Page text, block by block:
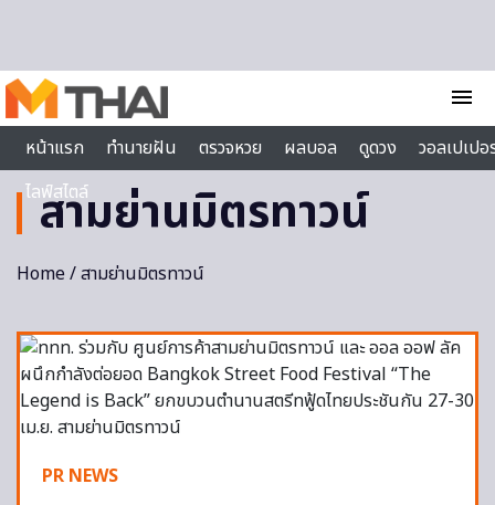
menu
หน้าแรก
ทำนายฝัน ตรวจหวย ผลบอล ดูดวง
วอลเปเป
ไลฟ์สไตล์
สามย่านมิตรทาวน์
Home/ สามย่านมิตรทาวน์
PR NEWS